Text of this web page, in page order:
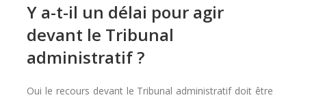
Y a-t-il un délai pour agir
devant le Tribunal
administratif ?
Oui le recours devant le Tribunal administratif doit être